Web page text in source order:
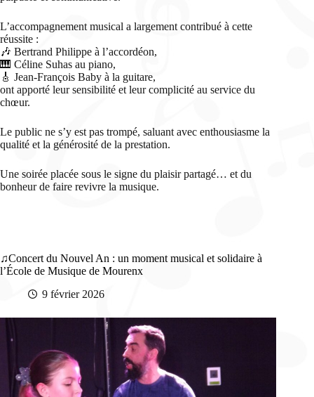
L’accompagnement musical a largement contribué à cette
réussite :
🎶 Bertrand Philippe à l’accordéon,
🎹 Céline Suhas au piano,
🎸 Jean-François Baby à la guitare,
ont apporté leur sensibilité et leur complicité au service du
chœur.
Le public ne s’y est pas trompé, saluant avec enthousiasme la
qualité et la générosité de la prestation.
Une soirée placée sous le signe du plaisir partagé… et du
bonheur de faire revivre la musique.
Concert du Nouvel An : un moment musical et solidaire à
l’École de Musique de Mourenx
9 février 2026